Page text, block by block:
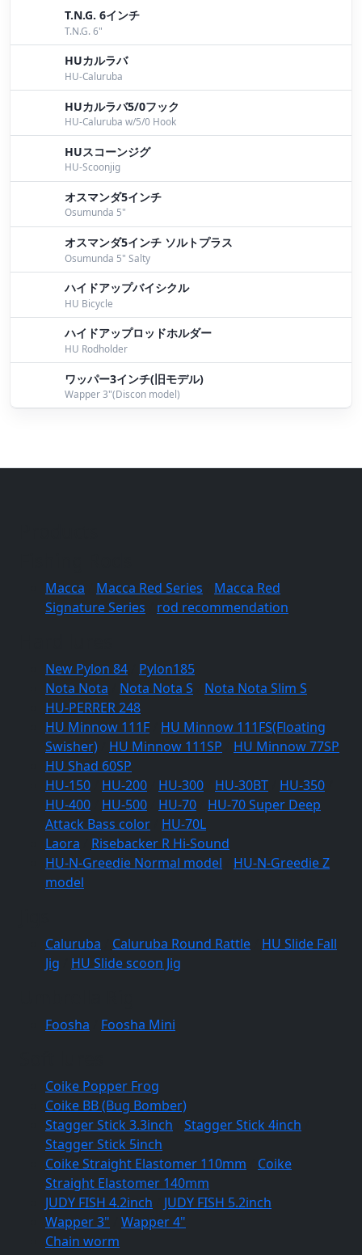
T.N.G. 6インチ
T.N.G. 6"
HUカルラバ
HU-Caluruba
HUカルラバ5/0フック
HU-Caluruba w/5/0 Hook
HUスコーンジグ
HU-Scoonjig
オスマンダ5インチ
Osumunda 5"
オスマンダ5インチ ソルトプラス
Osumunda 5" Salty
ハイドアップバイシクル
HU Bicycle
ハイドアップロッドホルダー
HU Rodholder
ワッパー3インチ(旧モデル)
Wapper 3"(Discon model)
Macca Macca Red Series
Macca Red
Signature Series
rod recommendation
New Pylon 84
Pylon185
Nota Nota
Nota Nota S
Nota Nota Slim S
HU-PERRER 248
HU Minnow 111F
HU Minnow 111FS(Floating
Swisher)
HU Minnow 111SP
HU Minnow 77SP
HU Shad 60SP
HU-150
HU-200 HU-300 HU-30BT HU-350
HU-400
HU-500 HU-70
HU-70 Super Deep
Attack Bass color
HU-70L
Laora
Risebacker R Hi-Sound
HU-N-Greedie Normal model
HU-N-Greedie Z
model
Caluruba Caluruba Round Rattle
HU Slide Fall
Jig
HU Slide scoon Jig
Foosha Foosha Mini
Coike Popper Frog
Coike BB (Bug Bomber)
Stagger Stick 3.3inch
Stagger Stick 4inch
Stagger Stick 5inch
Coike Straight Elastomer 110mm
Coike
Straight Elastomer 140mm
JUDY FISH 4.2inch
JUDY FISH 5.2inch
Wapper 3"
Wapper 4"
Chain worm